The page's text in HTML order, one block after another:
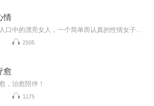
情
2505
愈
，治愈陪伴！
1175